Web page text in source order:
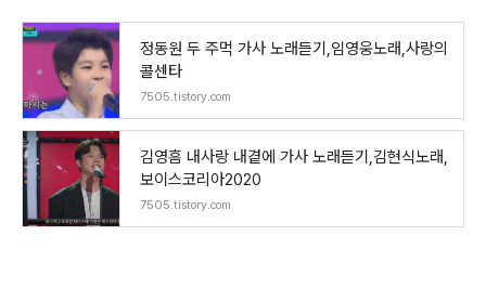
정동원 두 주먹 가사 노래듣기,임영웅노래,사랑의
콜센타
7505.tistory.com
김영흠 내사랑 내곁에 가사 노래듣기,김현식노래,
보이스코리아2020
7505.tistory.com